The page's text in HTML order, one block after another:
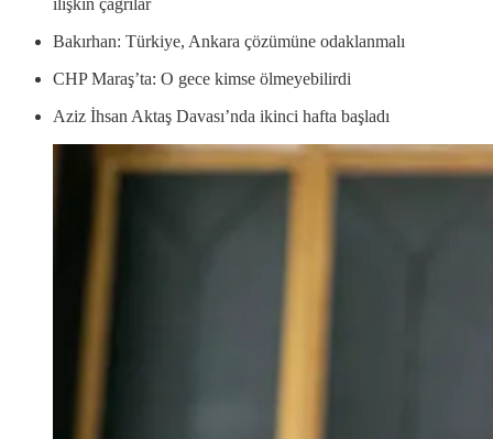
Bakırhan: Türkiye, Ankara çözümüne odaklanmalı
CHP Maraş’ta: O gece kimse ölmeyebilirdi
Aziz İhsan Aktaş Davası’nda ikinci hafta başladı